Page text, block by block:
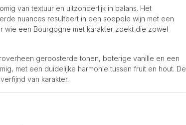
van textuur en uitzonderlijk in balans. Het
nuances resulteert in een soepele wijn met een
wie een Bourgogne met karakter zoekt die zowel
geroosterde tonen, boterige vanille en een
met een duidelijke harmonie tussen fruit en hout. De
van karakter.